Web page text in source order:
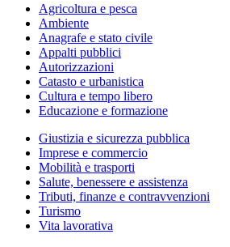
Agricoltura e pesca
Ambiente
Anagrafe e stato civile
Appalti pubblici
Autorizzazioni
Catasto e urbanistica
Cultura e tempo libero
Educazione e formazione
Giustizia e sicurezza pubblica
Imprese e commercio
Mobilità e trasporti
Salute, benessere e assistenza
Tributi, finanze e contravvenzioni
Turismo
Vita lavorativa